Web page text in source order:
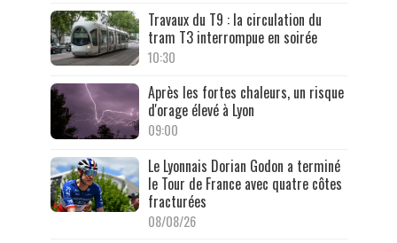
Travaux du T9 : la circulation du
tram T3 interrompue en soirée
10:30
Après les fortes chaleurs, un risque
d'orage élevé à Lyon
09:00
Le Lyonnais Dorian Godon a terminé
le Tour de France avec quatre côtes
fracturées
08/08/26